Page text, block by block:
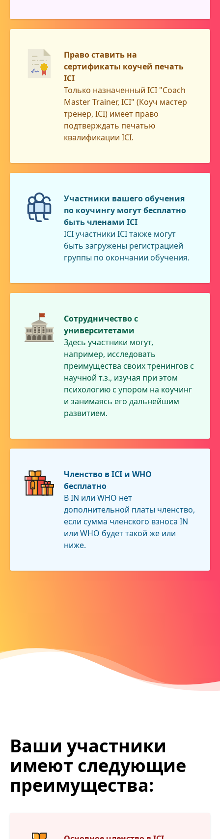
Право ставить на
сертификаты коучей печать
ICI
Только назначенный ICI "Coach
Master Trainer, ICI" (Коуч мастер
тренер, ICI) имеет право
подтверждать печатью
квалификации ICI.
Участники вашего обучения
по коучингу могут бесплатно
быть членами ICI
ICI участники ICI также могут
быть загружены регистрацией
группы по окончании обучения.
Сотрудничество с
университетами
Здесь участники могут,
например, исследовать
преимущества своих тренингов с
научной т.з., изучая при этом
психологию с упором на коучинг
и занимаясь его дальнейшим
развитием.
Членство в ICI и WHO
бесплатно
В IN или WHO нет
дополнительной платы членство,
если сумма членского взноса IN
или WHO будет такой же или
ниже.
Ваши участники
имеют следующие
преимущества: